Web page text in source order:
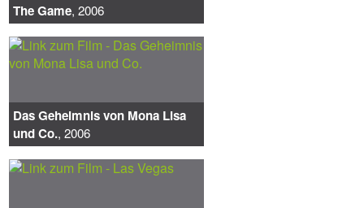
The Game, 2006
Das Geheimnis von Mona Lisa
und Co., 2006